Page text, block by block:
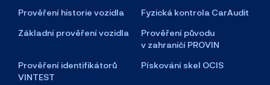
Prověření historie vozidla
Fyzická kontrola CarAudit
Základní prověření vozidla
Prověření původu
v zahraničí PROVIN
Prověření identifikátorů
VINTEST
Pískování skel OCIS